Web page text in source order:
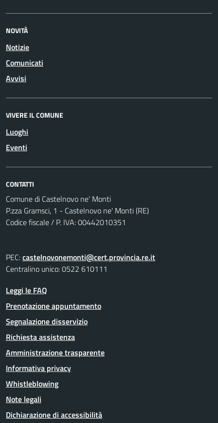
NOVITÀ
Notizie
Comunicati
Avvisi
VIVERE IL COMUNE
Luoghi
Eventi
CONTATTI
Comune di Castelnovo ne' Monti
P.zza Gramsci, 1 - Castelnovo ne' Monti (RE)
Codice fiscale / P. IVA: 00442010351
PEC:castelnovonemonti@cert.provincia.re.it
Centralino unico: 0522 610111
Leggi le FAQ
Prenotazione appuntamento
Segnalazione disservizio
Richiesta assistenza
Amministrazione trasparente
Informativa privacy
Whistleblowing
Note legali
Dichiarazione di accessibilità